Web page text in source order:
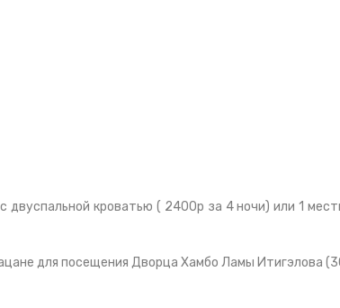
кроватью ( 2400р за 4 ночи) или 1
для посещения Дворца Хамбо Ламы Итигэлова